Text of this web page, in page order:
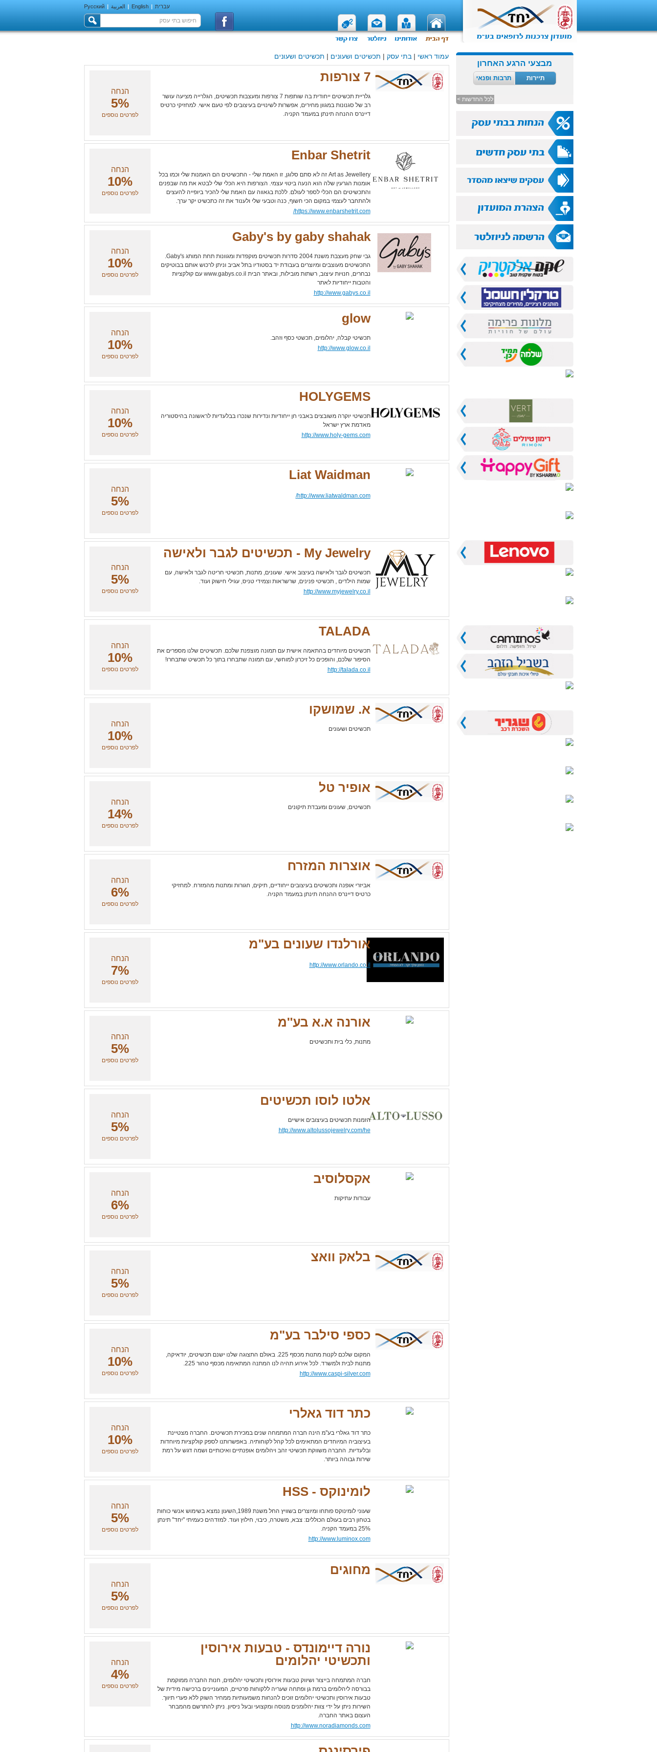
עברית |
English
| العربية |
Русский
מבצעי הרגע האחרון
תיירות תרבות ופנאי
לכל החדשות >
עמוד ראשי |בתי עסק | תכשיטים ושעונים | תכשיטים ושעונים
7 צורפות
גלריית תכשיטים ייחודית בה שותפות 7 צורפות ומעצבות תכשיטים, הגלרייה מציעה עושר
רב של סגנונות במגוון מחירים, אפשרות לשינויים בעיצובים לפי טעם אישי. למחזיקי כרטיס
דיינרס ההנחה תינתן במעמד הקניה.
הנחה
5%
לפרטים נוספים
Enbar Shetrit
Art as Jewellery זה לא סתם סלוגן, זו האמת שלי - התכשיטים הם האמנות שלי וכמו בכל
אומנות הגרעין שלה הוא הנעה ביטוי עצמי. הצורפות היא הכלי שלי לבטא את מה שבפנים
והתכשיטים הם הכלי לספר לעולם. ללכת בגאווה עם האמת שלי להכיר ביופייה להעצים
ולהתחבר לעצמי במקום הכי חשוף, כנה וטבעי שלי ולענוד את זה כתכשיט יקר ערך.
https://www.enbarshetrit.com/
הנחה
10%
לפרטים נוספים
Gaby's by gaby shahak
גבי שחק מעצבת משנת 2004 סדרות תכשיטים מוקפדות ומגוונות תחת המותג Gaby's.
התכשיטים מעוצבים ומיוצרים בעבודת יד בסטודיו בתל אביב וניתן לרכוש אותם בבוטיקים
נבחרים, חנויות עיצוב, רשתות מובילות, ובאתר הבית www.gabys.co.il עם קולקציות
והטבות ייחודיות לאתר
http://www.gabys.co.il
הנחה
10%
לפרטים נוספים
glow
תכשיטי קבלה, יהלומים, תכשטי כסף וזהב.
http://www.glow.co.il
הנחה
10%
לפרטים נוספים
HOLYGEMS
תכשיטי יוקרה משובצים באבני חן ייחודיות ונדירות שנכרו בבלעדיות לראשונה בהיסטוריה
מאדמת ארץ ישראל
http://www.holy-gems.com
הנחה
10%
לפרטים נוספים
Liat Waidman
http://www.liatwaldman.com/
הנחה
5%
לפרטים נוספים
My Jewelry - תכשיטים לגבר ולאישה
תכשיטים לגבר ולאישה בעיצוב אישי. שעונים, מתנות, תכשיטי חריטה לגבר ולאישה, עם
שמות הילדים , תכשיטי פנינים, שרשראות וצמידי טניס, עגילי חישוק ועוד.
http://www.myjewelry.co.il
הנחה
5%
לפרטים נוספים
TALADA
תכשיטים מיוחדים בהתאמה אישית עם תמונה מוצפנת שלכם. תכשיטים שלנו מספרים את
הסיפור שלכם, והופכים כל זיכרון למוחשי, עם תמונה שתבחרו בתוך כל תכשיט שתבחרו!
http://talada.co.il
הנחה
10%
לפרטים נוספים
א. שמושקו
תכשיטים ושעונים
הנחה
10%
לפרטים נוספים
אופיר טל
תכשיטים, שעונים ומעבדת תיקונים
הנחה
14%
לפרטים נוספים
אוצרות המזרח
אביזרי אופנה ותכשיטים בעיצובים ייחודיים, תיקים, חגורות ומתנות מהמזרח. למחזיקי
כרטיס דיינרס ההנחה תינתן במעמד הקניה.
הנחה
6%
לפרטים נוספים
אורלנדו שעונים בע"מ
http://www.orlando.co.il
הנחה
7%
לפרטים נוספים
אורנה א.א בע''מ
מתנות, כלי בית ותכשיטים
הנחה
5%
לפרטים נוספים
אלטו לוסו תכשיטים
הזמנות תכשיטים בעיצובים אישיים
http://www.altolussojewelry.com/he
הנחה
5%
לפרטים נוספים
אקסלוסיב
עבודות עתיקות
הנחה
6%
לפרטים נוספים
בלאק וואצ
הנחה
5%
לפרטים נוספים
כספי סילבר בע"מ
המקום שלכם לקנות מתנות מכסף 225. באולם התצוגה שלנו ישנם תכשיטים, יודאיקה,
מתנות לבית ולמשרד. לכל אירוע תהיה לנו המתנה המתאימה מכסף טהור 225.
http://www.caspi-silver.com
הנחה
10%
לפרטים נוספים
כתר דוד גאלרי
כתר דוד גאלרי בע''מ הינה חברה המתמחה שנים במכירת תכשיטים. החברה מצטיינת
בעיצוביה המיוחדים המתאימים לכל קהל לקוחותיה. באפשרותנו לספק קולקציות מיוחדות
ובלעדיות. החברה משווקת תכשיטי זהב ויהלומים אופנתיים ואיכותיים ושמה דגש על רמת
שירות גבוהה ביותר.
הנחה
10%
לפרטים נוספים
לומינוקס - HSS
שעוני לומינוקס פותחו ומיוצרים בשוויץ החל משנת 1989,השעון נמצא בשימוש אנשי כוחות
בטחון רבים בעולם הכוללים: צבא, משטרה, כיבוי, חילוץ ועוד. למזדהים כעמיתי ''יחד'' תינתן
25% במעמד הקניה.
http://www.luminox.com
הנחה
5%
לפרטים נוספים
מחוגים
הנחה
5%
לפרטים נוספים
נורה דיימונדס - טבעות אירוסין
ותכשיטי יהלומים
חברה המתמחה בייצור ושיווק טבעות אירוסין ותכשיטי יהלומים, חנות החברה ממוקמת
בבורסה ליהלומים ברמת גן ופתחה שעריה ללקוחות פרטיים, המעוניינים ברכישה מידית של
טבעות אירוסין ותכשיטי יהלומים זוכים להנחות משמעותיות ממחיר השוק ללא פערי תיווך.
השירות ניתן על ידי צוות יהלומנים מנוסה ומקצועי ובעל ניסיון. ניתן להתרשם מהמבחר
העצום באתר החברה.
http://www.noradiamonds.com
הנחה
4%
לפרטים נוספים